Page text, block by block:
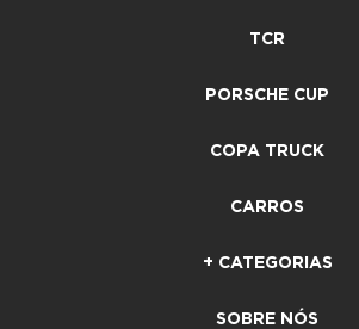
TCR
PORSCHE CUP
COPA TRUCK
CARROS
+ CATEGORIAS
SOBRE NÓS